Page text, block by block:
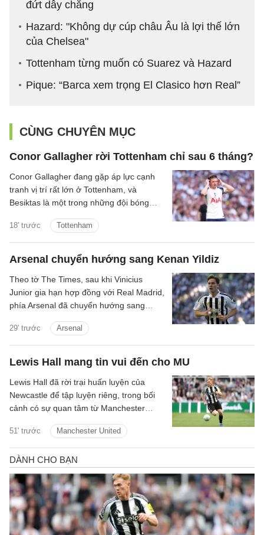
đứt dây chằng
Hazard: "Không dự cúp châu Âu là lợi thế lớn
của Chelsea"
Tottenham từng muốn có Suarez và Hazard
Pique: “Barca xem trọng El Clasico hơn Real”
CÙNG CHUYÊN MỤC
Conor Gallagher rời Tottenham chỉ sau 6 tháng?
18' trước Tottenham
Conor Gallagher đang gặp áp lực cạnh
tranh vị trí rất lớn ở Tottenham, và
Besiktas là một trong những đội bóng
Arsenal chuyển hướng sang Kenan Yildiz
29' trước Arsenal
Theo tờ The Times, sau khi Vinicius
Junior gia hạn hợp đồng với Real Madrid,
phía Arsenal đã chuyển hướng sang
Lewis Hall mang tin vui đến cho MU
51' trước Manchester United
Lewis Hall đã rời trại huấn luyện của
Newcastle để tập luyện riêng, trong bối
cảnh có sự quan tâm từ Manchester